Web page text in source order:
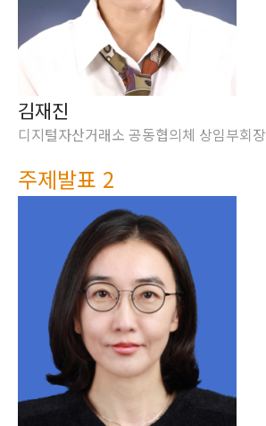
김재진
디지털자산거래소 공동협의체 상임부회장
주제발표 2